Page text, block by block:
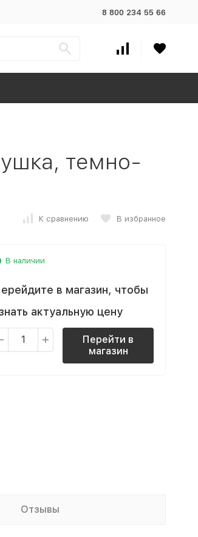
8 800 234 55 66
темно-
К сравнению В избранное
В наличии
в магазин, чтобы
актуальную цену
Перейти в
магазин
Отзывы